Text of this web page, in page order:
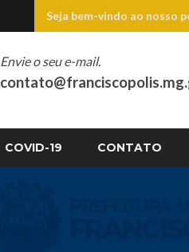
Seja bem-vindo ao nosso
COVID-19 CONTATO
Envie o seu e-mail.